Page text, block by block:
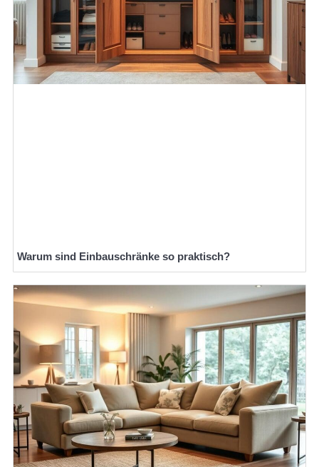
Warum sind Einbauschränke so praktisch?